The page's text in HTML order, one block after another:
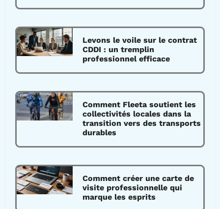
Levons le voile sur le contrat
CDDI : un tremplin
professionnel efficace
Comment Fleeta soutient les
collectivités locales dans la
transition vers des transports
durables
Comment créer une carte de
visite professionnelle qui
marque les esprits